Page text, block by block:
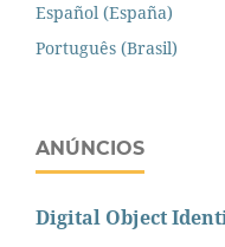
Español (España)
Português (Brasil)
ANÚNCIOS
Digital Object